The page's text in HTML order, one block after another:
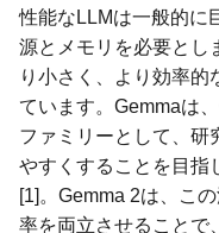
性能なLLMは一般的に
源とメモリを必要とし
り小さく、より効率的
ています。Gemmaは
ファミリーとして、研
やすくすることを目指
[1]。Gemma 2は、こ
率を両立させることで